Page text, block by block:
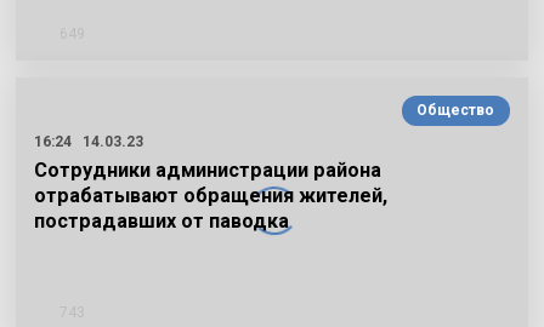
Общество
16:24
14.03.23
Сотрудники администрации района
отрабатывают обращения жителей,
пострадавших от паводка